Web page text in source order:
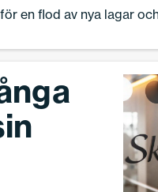
en flod av nya lagar